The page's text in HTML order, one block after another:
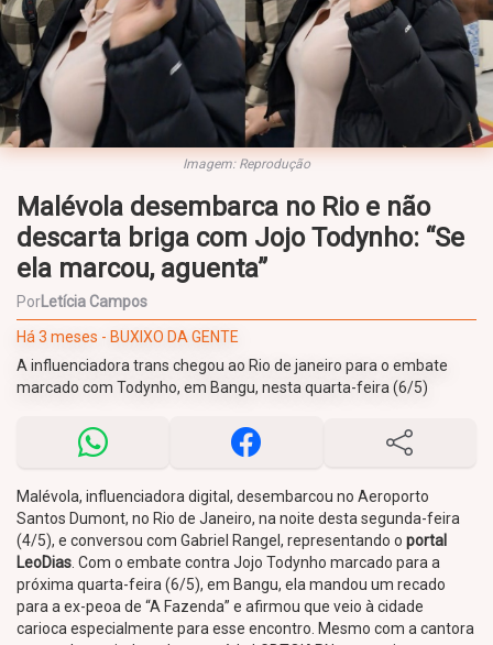
Imagem: Reprodução
Malévola desembarca no Rio e não
descarta briga com Jojo Todynho: “Se
ela marcou, aguenta”
PorLetícia Campos
Há 3 meses - BUXIXO DA GENTE
A influenciadora trans chegou ao Rio de janeiro para o embate
marcado com Todynho, em Bangu, nesta quarta-feira (6/5)
Malévola, influenciadora digital, desembarcou no Aeroporto
Santos Dumont, no Rio de Janeiro, na noite desta segunda-feira
(4/5), e conversou com Gabriel Rangel, representando o portal
LeoDias . Com o embate contra Jojo Todynho marcado para a
próxima quarta-feira (6/5), em Bangu, ela mandou um recado
para a ex-peoa de “A Fazenda” e afirmou que veio à cidade
carioca especialmente para esse encontro. Mesmo com a cantora